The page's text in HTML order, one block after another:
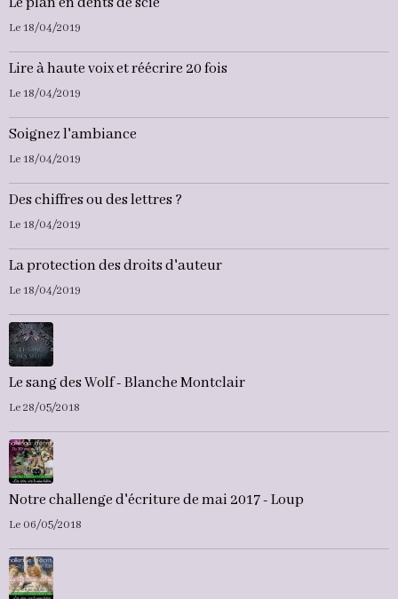
Le 18/04/2019
Lire à haute voix et réécrire 20 fois
Le 18/04/2019
Soignez l'ambiance
Le 18/04/2019
Des chiffres ou des lettres ?
Le 18/04/2019
La protection des droits d'auteur
Le 18/04/2019
Le sang des Wolf - Blanche Montclair
Le 28/05/2018
Notre challenge d'écriture de mai 2017 - Loup
Le 06/05/2018